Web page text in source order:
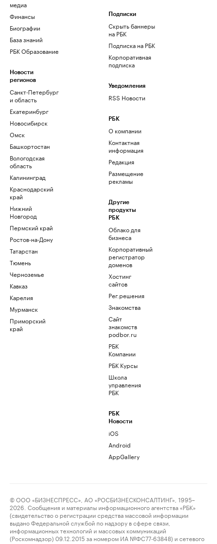
медиа
Финансы
Биографии
База знаний
РБК Образование
Новости
регионов
Санкт-Петербург
и область
Екатеринбург
Новосибирск
Омск
Башкортостан
Вологодская
область
Калининград
Краснодарский
край
Нижний
Новгород
Пермский край
Ростов-на-Дону
Татарстан
Тюмень
Черноземье
Кавказ
Карелия
Мурманск
Приморский
край
Подписки
Скрыть баннеры
на РБК
Подписка на РБК
Корпоративная
подписка
Уведомления
RSS Новости
РБК
О компании
Контактная
информация
Редакция
Размещение
рекламы
Другие
продукты
РБК
Облако для
бизнеса
Корпоративный
регистратор
доменов
Хостинг
сайтов
Рег.решения
Знакомства
Сайт
знакомств
podbor.ru
РБК
Компании
РБК Курсы
Школа
управления
РБК
РБК
Новости
iOS
Android
AppGallery
© ООО «БИЗНЕСПРЕСС», АО «РОСБИЗНЕСКОНСАЛТИНГ», 1995–
2026. Сообщения и материалы информационного агентства «РБК»
(свидетельство о регистрации средства массовой информации
выдано Федеральной службой по надзору в сфере связи,
информационных технологий и массовых коммуникаций
(Роскомнадзор) 09.12.2015 за номером ИА №ФС77-63848) и сетевого